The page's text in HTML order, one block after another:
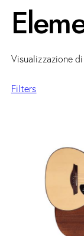
Visualizzazione
Filters